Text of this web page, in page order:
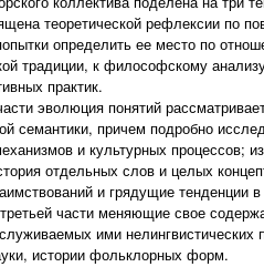
теоретической рефлексии по
определить ее место по
традиции, к философскому
практик.
эволюция понятий
семантики, причем подробно
и культурных процессов;
отдельных слов и целых
и грядущие тенденции в
части меняющие свое
ими нелингвистических
истории фольклорных форм.